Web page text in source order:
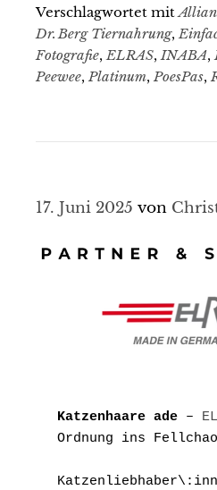
Verschlagwortet mit
Dr. Berg Tiernahrung,
Fotografie,ELRAS,INABA,
Peewee,Platinum,PoesPas,
17. Juni 2025 von
Katzenhaare ade –
Ordnung ins